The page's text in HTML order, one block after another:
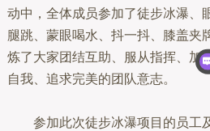
动中，全体成员参加了徒步冰瀑、
腿跳、蒙眼喝水、抖一抖、膝盖夹
炼了大家团结互助、服从指挥、加
自我、追求完美的团队意志。
参加此次徒步冰瀑项目的员工